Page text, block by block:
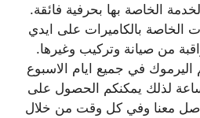
الخاصة بها بحرفية فائقة.
الخاصة بالكاميرات على ايدي
من صيانة وتركيب وغيرها.
اليرموك في جميع ايام الاسبوع
مدار 24 ساعة لذلك يمكنكم الحصول على
معنا وفي كل وقت من خلال